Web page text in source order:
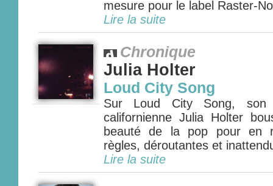
mesure pour le label Raster-
Lire la suite
Chronique
Julia Holter
Loud City Song
Sur Loud City Song, son
californienne Julia Holter
beauté de la pop pour en
règles, déroutantes et
Lire la suite